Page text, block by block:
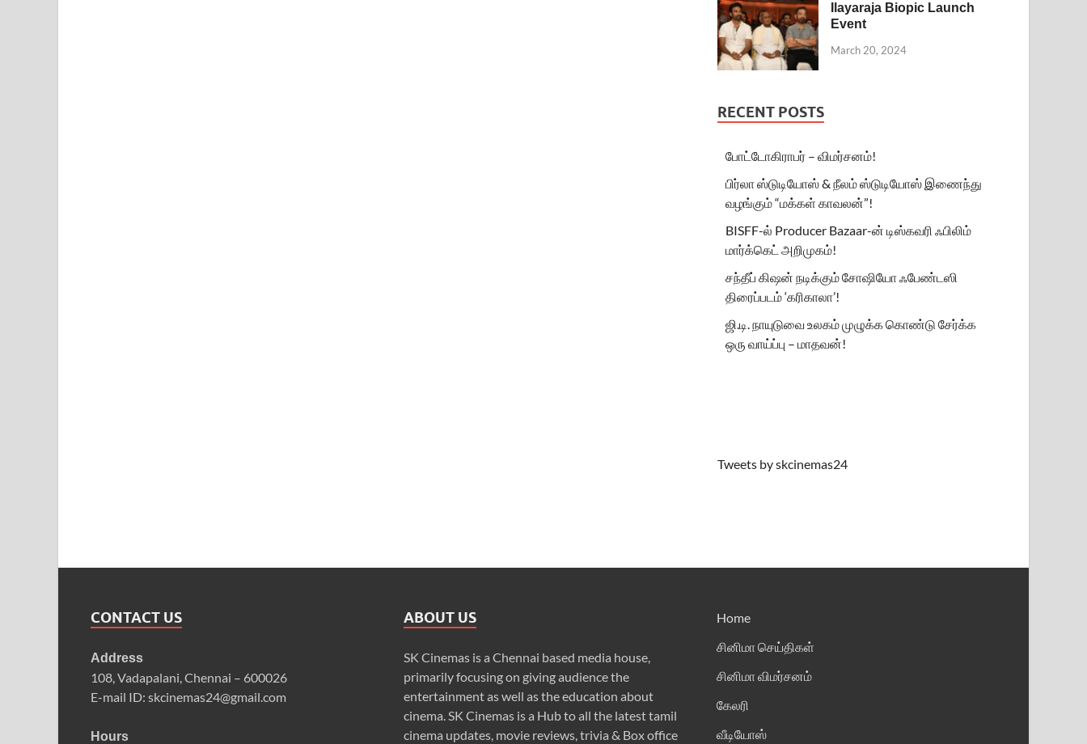
Ilayaraja Biopic Launch
Event
March 20, 2024
RECENT POSTS
போட்டோகிராபர் – விமர்சனம்!
பிர்லா ஸ்டுடியோஸ் & நீலம் ஸ்டுடியோஸ் இணைந்து
வழங்கும் “மக்கள் காவலன்”!
BISFF-ல் Producer Bazaar-ன் டிஸ்கவரி ஃபிலிம்
மார்க்கெட் அறிமுகம்!
சந்தீப் கிஷன் நடிக்கும் சோஷியோ ஃபேண்டஸி
திரைப்படம் ‘கரிகாலா’!
ஜி.டி. நாயுடுவை உலகம் முழுக்க கொண்டு சேர்க்க
ஒரு வாய்ப்பு – மாதவன்!
Tweets by skcinemas24
CONTACT US
Address
108, Vadapalani, Chennai – 600026
E-mail ID: skcinemas24@gmail.com
Hours
ABOUT US
SK Cinemas is a Chennai based media house,
primarily focusing on giving audience the
entertainment as well as the education about
cinema. SK Cinemas is a Hub to all the latest tamil
cinema updates, movie reviews, trivia & Box office
Home
சினிமா செய்திகள்
சினிமா விமர்சனம்
கேலரி
வீடியோஸ்